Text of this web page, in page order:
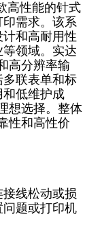
高性能的针式
需求。该系
和高耐用性
领域。实达
高分辨率输
联表单和标
低维护成
想选择。整体
性和高性价
线松动或损
题或打印机